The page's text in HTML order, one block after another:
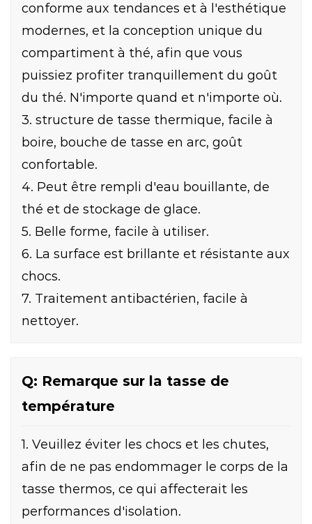
conforme aux tendances et à l'esthétique
modernes, et la conception unique du
compartiment à thé, afin que vous
puissiez profiter tranquillement du goût
du thé. N'importe quand et n'importe où.
3. structure de tasse thermique, facile à
boire, bouche de tasse en arc, goût
confortable.
4. Peut être rempli d'eau bouillante, de
thé et de stockage de glace.
5. Belle forme, facile à utiliser.
6. La surface est brillante et résistante aux
chocs.
7. Traitement antibactérien, facile à
nettoyer.
Q: Remarque sur la tasse de
température
1. Veuillez éviter les chocs et les chutes,
afin de ne pas endommager le corps de la
tasse thermos, ce qui affecterait les
performances d'isolation.